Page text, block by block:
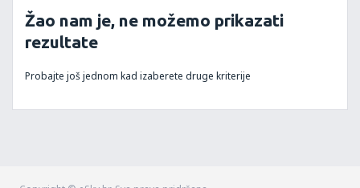
Žao nam je, ne možemo prikazati
rezultate
Probajte još jednom kad izaberete druge kriterije